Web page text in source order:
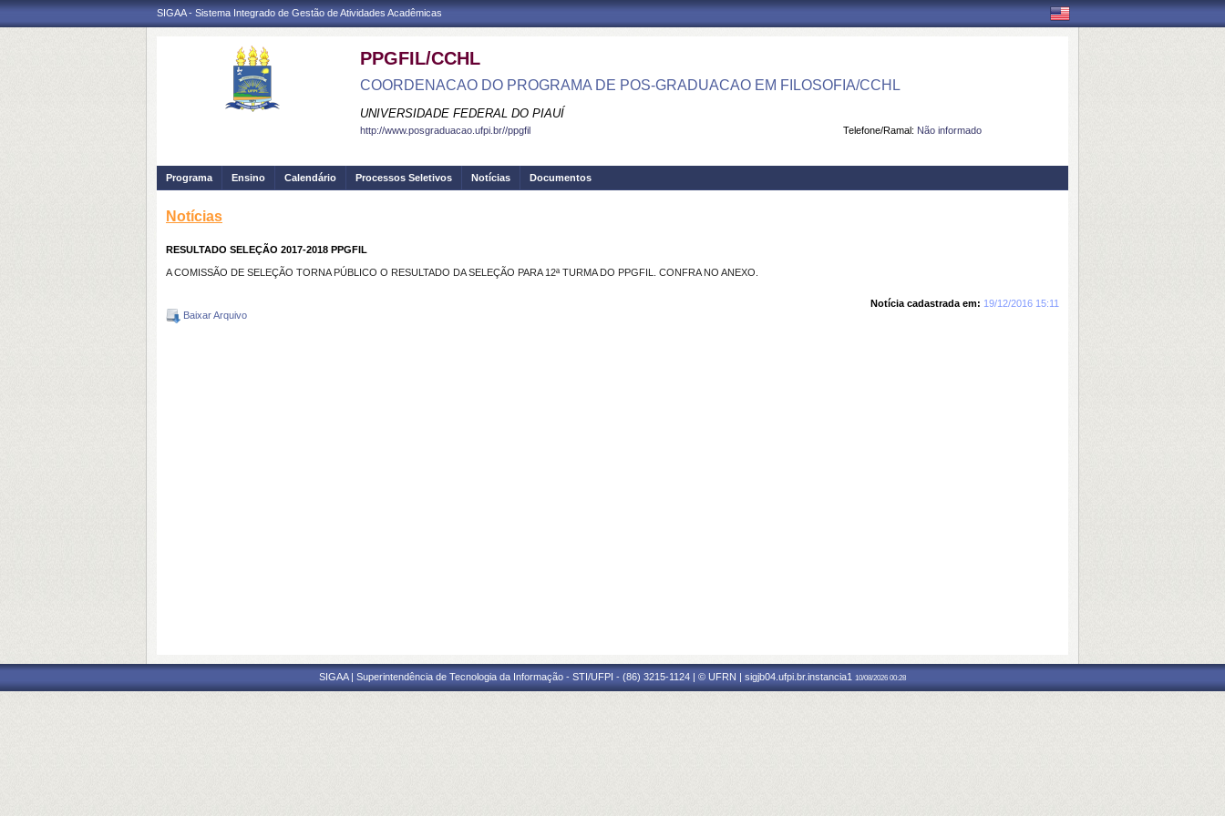
SIGAA - Sistema Integrado de Gestão de Atividades Acadêmicas
PPGFIL/CCHL
COORDENACAO DO PROGRAMA DE POS-GRADUACAO EM FILOSOFIA/CCHL
UNIVERSIDADE FEDERAL DO PIAUÍ
Telefone/Ramal: Não informado
http://www.posgraduacao.ufpi.br//ppgfil
Programa Ensino Calendário Processos Seletivos Notícias Documentos
Notícias
RESULTADO SELEÇÃO 2017-2018 PPGFIL
A COMISSÃO DE SELEÇÃO TORNA PÚBLICO O RESULTADO DA SELEÇÃO PARA 12ª TURMA DO PPGFIL. CONFRA NO ANEXO.
Notícia cadastrada em: 19/12/2016 15:11
Baixar Arquivo
SIGAA | Superintendência de Tecnologia da Informação - STI/UFPI - (86) 3215-1124 | © UFRN | sigjb04.ufpi.br.instancia1 10/08/2026 00:28